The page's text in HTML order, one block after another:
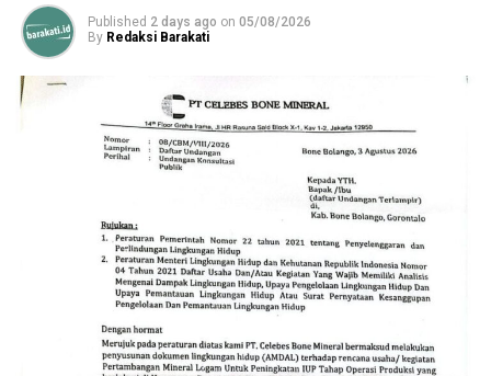
Published 2 days ago on 05/08/2026
By Redaksi Barakati